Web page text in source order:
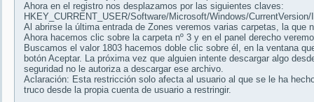
Ahora en el registro nos desplazamos por las siguientes claves:
HKEY_CURRENT_USER/Software/Microsoft/Windows/
Al abrirse la última entrada de Zones veremos varias carpetas, la que
Ahora hacemos clic sobre la carpeta nº 3 y en el panel derecho
Buscamos el valor 1803 hacemos doble clic sobre él, en la ventana
botón Aceptar. La próxima vez que alguien intente descargar algo
seguridad no le autoriza a descargar ese archivo.
Aclaración: Esta restricción solo afecta al usuario al que se le ha
truco desde la propia cuenta de usuario a restringir.